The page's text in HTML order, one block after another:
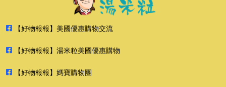
【好物報報】美國優惠購物交流
【好物報報】湯米粒美國優惠購物
【好物報報】媽寶購物團